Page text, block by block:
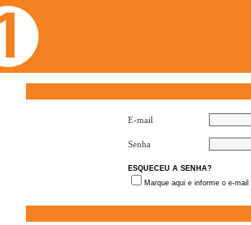
E-mail
Senha
ESQUECEU A SENHA?
Marque aqui e informe o e-